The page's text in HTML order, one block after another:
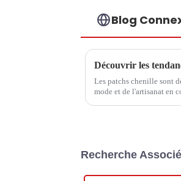
Blog
Les patchs chenille sont
mode et de l'artisanat en
Recherche